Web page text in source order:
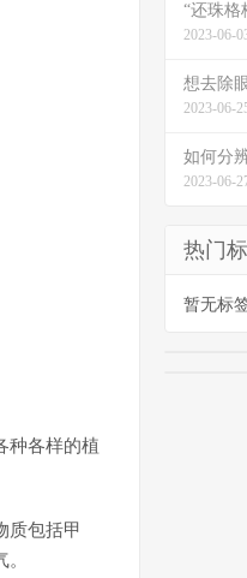
种各样的植
质包括甲
“还珠格
2023-06-
想去除
2023-06-
如何分
2023-06-
热门
暂无标